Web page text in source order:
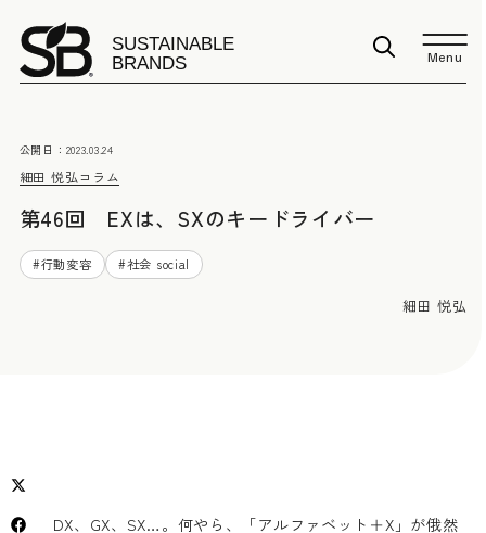
Menu
細田 悦弘コラム
公開日： 2023.03.24
第46回 EXは、SXのキードライバー
#行動変容 #社会 social
細田 悦弘
DX、GX、SX…。何やら、「アルファベット＋X」が俄然